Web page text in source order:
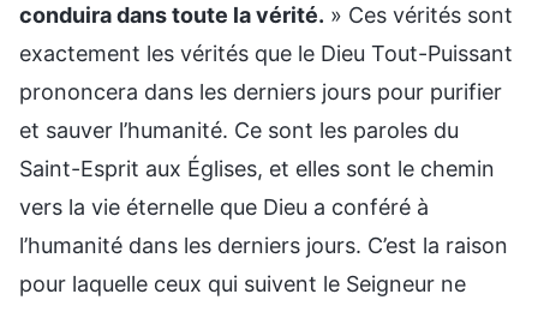
conduira dans toute la vérité. » Ces vérités sont
exactement les vérités que le Dieu Tout-Puissant
prononcera dans les derniers jours pour purifier
et sauver l’humanité. Ce sont les paroles du
Saint-Esprit aux Églises, et elles sont le chemin
vers la vie éternelle que Dieu a conféré à
l’humanité dans les derniers jours. C’est la raison
pour laquelle ceux qui suivent le Seigneur ne